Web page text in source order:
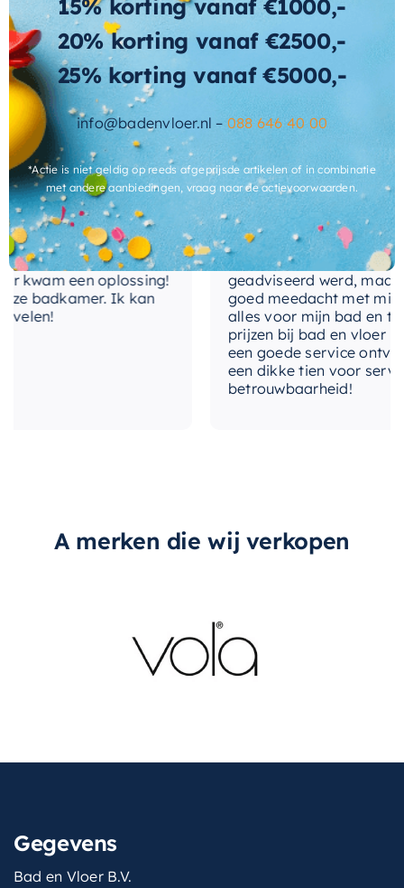
Of u nu een nieuwe badkamer inricht of uw
bestaande ruimte een make-over geeft, deze
waskomis een uitstekende keuze. Het
combineert design, functionaliteit en kwaliteit in
één stijlvol pakket.
afvoerplug
antibacterieel Ja
levertijd 2-3 weken
Wat andere over ons zeggen
meegemaakt!
Er werd goed
een oplossing!
badkamer. Ik kan
Cherryl
Het contact tussen Alex en
de telefoon en via de mail,
geadviseerd werd, maar
goed meedacht met mij.
alles voor mijn bad en
prijzen bij bad en vloer
een goede service
een dikke tien voor
betrouwbaarheid!
A merken die wij verkopen
Gegevens
Bad en Vloer B.V.
15% korting vanaf €1000,-
20% korting vanaf €2500,-
25% korting vanaf €5000,-
info@badenvloer.nl – 088 646 40 00
*Actie is niet geldig op reeds afgeprijsde artikelen of in combinatie
met andere aanbiedingen, vraag naar de actievoorwaarden.